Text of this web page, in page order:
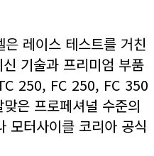
레이스 테스트를 거친
기술과 프리미엄 부품
250, FC 250, FC 350
은 프로페셔널 수준의
모터사이클 코리아 공식